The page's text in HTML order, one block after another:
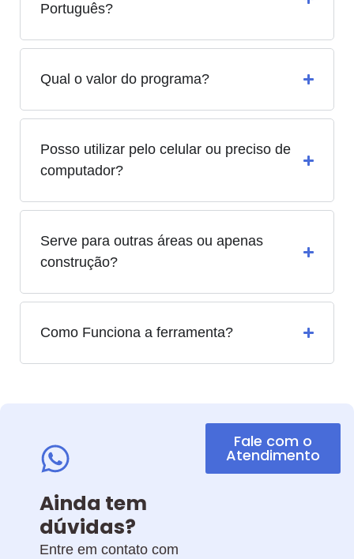
Português?
Qual o valor do programa?
Posso utilizar pelo celular ou preciso de
computador?
Serve para outras áreas ou apenas
construção?
Como Funciona a ferramenta?
Ainda tem
dúvidas?
Entre em contato com
Fale com o
Atendimento